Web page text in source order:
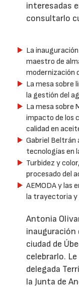
interesadas
consultarlo
La
maestro de
modernización
La mesa sobre
la gestión del
La mesa sobre
impacto de los
calidad en
Gabriel Beltrán
tecnologías en
Turbidez y
procesado del
AEMODA y las
la trayectoria y
Antonia
inauguración
ciudad de
celebrarlo.
delegada
la Junta de